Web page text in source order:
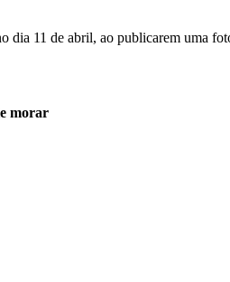
dia 11 de abril, ao publicarem uma
morar